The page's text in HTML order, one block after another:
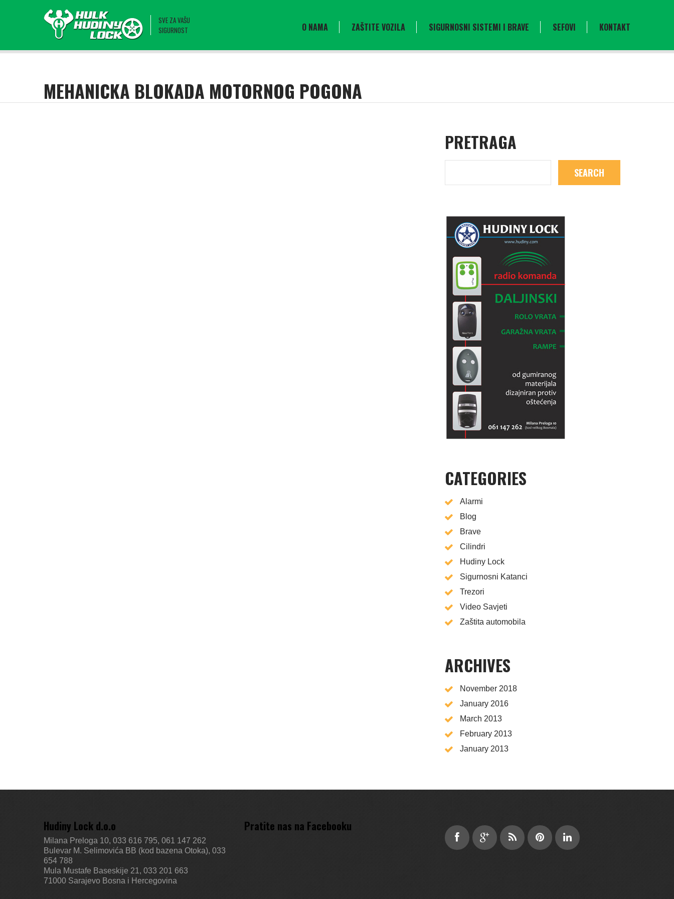
SVE ZA VAŠU
SIGURNOST
O NAMA ZAŠTITE VOZILA SIGURNOSNI SISTEMI I BRAVE SEFOVI KONTAKT
MEHANICKA BLOKADA MOTORNOG POGONA
PRETRAGA
CATEGORIES
Alarmi
Blog
Brave
Cilindri
Hudiny Lock
Sigurnosni Katanci
Trezori
Video Savjeti
Zaštita automobila
ARCHIVES
November 2018
January 2016
March 2013
February 2013
January 2013
Hudiny Lock d.o.o
Milana Preloga 10, 033 616 795, 061 147 262
Bulevar M. Selimovića BB (kod bazena Otoka), 033
654 788
Mula Mustafe Baseskije 21, 033 201 663
71000 Sarajevo Bosna i Hercegovina
Pratite nas na Facebooku